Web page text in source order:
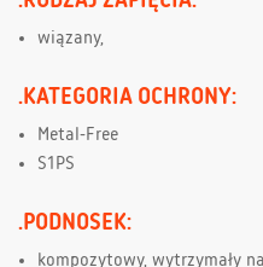
wiązany,
.KATEGORIA OCHRONY:
Metal-Free
S1PS
.PODNOSEK:
kompozytowy, wytrzymały